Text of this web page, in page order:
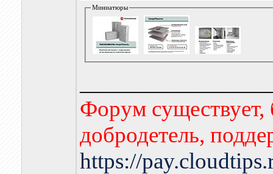
Миниатюры
Форум существует,
добродетель,
https://